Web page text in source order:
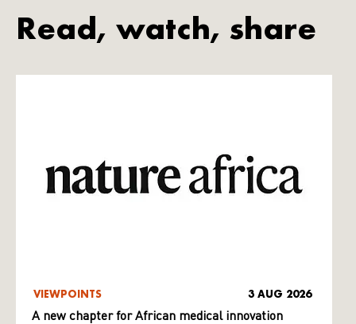
Read, watch, share
VIEWPOINTS 3 AUG 2026
A new chapter for African medical innovation